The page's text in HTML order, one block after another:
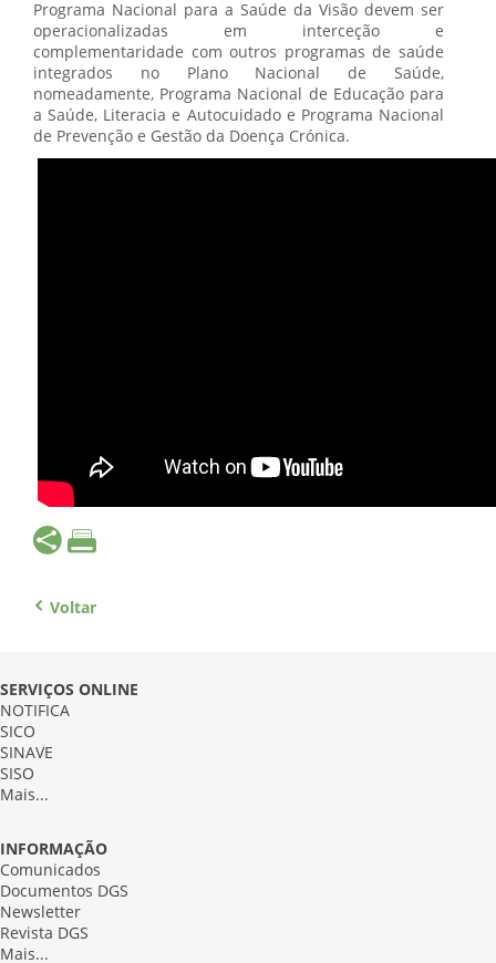
Programa Nacional para a Saúde da Visão devem ser
operacionalizadas em interceção e
complementaridade com outros programas de saúde
integrados no Plano Nacional de Saúde,
nomeadamente, Programa Nacional de Educação para
a Saúde, Literacia e Autocuidado e Programa Nacional
de Prevenção e Gestão da Doença Crónica.
Voltar
SERVIÇOS ONLINE
NOTIFICA
SICO
SINAVE
SISO
Mais...
INFORMAÇÃO
Comunicados
Documentos DGS
Newsletter
Revista DGS
Mais...